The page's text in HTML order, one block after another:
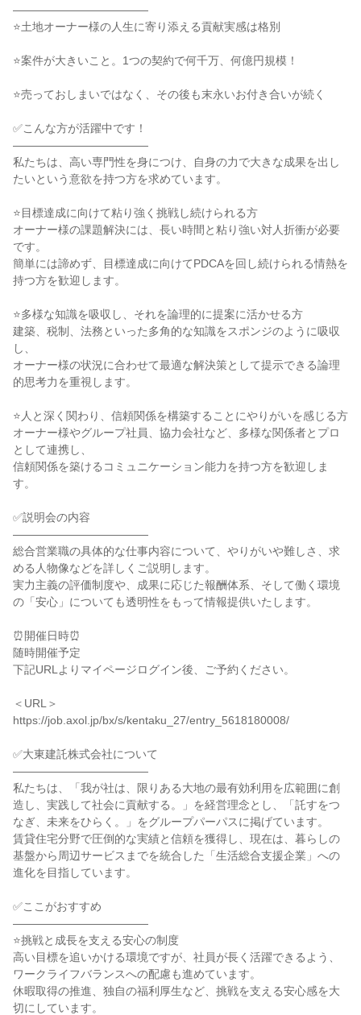
――――――――――――
⭐土地オーナー様の人生に寄り添える貢献実感は格別
⭐案件が大きいこと。1つの契約で何千万、何億円規模！
⭐売っておしまいではなく、その後も末永いお付き合いが続く
✅こんな方が活躍中です！
――――――――――――
私たちは、高い専門性を身につけ、自身の力で大きな成果を出し
たいという意欲を持つ方を求めています。
⭐目標達成に向けて粘り強く挑戦し続けられる方
オーナー様の課題解決には、長い時間と粘り強い対人折衝が必要
です。
簡単には諦めず、目標達成に向けてPDCAを回し続けられる情熱を
持つ方を歓迎します。
⭐多様な知識を吸収し、それを論理的に提案に活かせる方
建築、税制、法務といった多角的な知識をスポンジのように吸収
し、
オーナー様の状況に合わせて最適な解決策として提示できる論理
的思考力を重視します。
⭐人と深く関わり、信頼関係を構築することにやりがいを感じる方
オーナー様やグループ社員、協力会社など、多様な関係者とプロ
として連携し、
信頼関係を築けるコミュニケーション能力を持つ方を歓迎しま
す。
✅説明会の内容
――――――――――――
総合営業職の具体的な仕事内容について、やりがいや難しさ、求
める人物像などを詳しくご説明します。
実力主義の評価制度や、成果に応じた報酬体系、そして働く環境
の「安心」についても透明性をもって情報提供いたします。
⏰開催日時⏰
随時開催予定
下記URLよりマイページログイン後、ご予約ください。
＜URL＞
https://job.axol.jp/bx/s/kentaku_27/entry_5618180008/
✅大東建託株式会社について
――――――――――――
私たちは、「我が社は、限りある大地の最有効利用を広範囲に創
造し、実践して社会に貢献する。」を経営理念とし、「託すをつ
なぎ、未来をひらく。」をグループパーパスに掲げています。
賃貸住宅分野で圧倒的な実績と信頼を獲得し、現在は、暮らしの
基盤から周辺サービスまでを統合した「生活総合支援企業」への
進化を目指しています。
✅ここがおすすめ
――――――――――――
⭐挑戦と成長を支える安心の制度
高い目標を追いかける環境ですが、社員が長く活躍できるよう、
ワークライフバランスへの配慮も進めています。
休暇取得の推進、独自の福利厚生など、挑戦を支える安心感を大
切にしています。